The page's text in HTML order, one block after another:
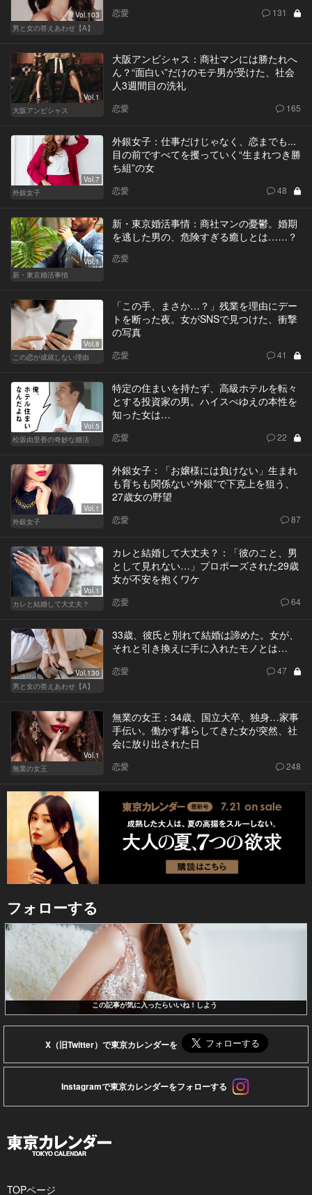
Vol.103
男と女の答えあわせ【A】
恋愛 131
Vol.1
大阪アンビシャス
大阪アンビシャス：商社マンには勝たれへ
ん？“面白い”だけのモテ男が受けた、社会
人3週間目の洗礼
恋愛 165
Vol.7
外銀女子
外銀女子：仕事だけじゃなく、恋までも...
目の前ですべてを攫っていく“生まれつき勝
ち組”の女
恋愛 48
Vol.1
新・東京婚活事情
新・東京婚活事情：商社マンの憂鬱。婚期
を逃した男の、危険すぎる癒しとは……？
恋愛
Vol.8
この恋が成就しない理由
「この手、まさか…？」残業を理由にデー
トを断った夜。女がSNSで見つけた、衝撃
の写真
恋愛 41
Vol.5
松坂由里香の奇妙な婚活
特定の住まいを持たず、高級ホテルを転々
とする投資家の男。ハイスぺゆえの本性を
知った女は…
恋愛 22
Vol.1
外銀女子
外銀女子：「お嬢様には負けない」生まれ
も育ちも関係ない“外銀”で下克上を狙う、
27歳女の野望
恋愛 87
Vol.1
カレと結婚して大丈夫？
カレと結婚して大丈夫？：「彼のこと、男
として見れない…」プロポーズされた29歳
女が不安を抱くワケ
恋愛 64
Vol.130
男と女の答えあわせ【A】
33歳、彼氏と別れて結婚は諦めた。女が、
それと引き換えに手に入れたモノとは…
恋愛 47
Vol.1
無業の女王
無業の女王：34歳、国立大卒、独身…家事
手伝い。働かず暮らしてきた女が突然、社
会に放り出された日
恋愛 248
フォローする
この記事が気に入ったらいいね！しよう
X（旧Twitter）で東京カレンダーを
Instagramで東京カレンダーをフォローする
TOPページ